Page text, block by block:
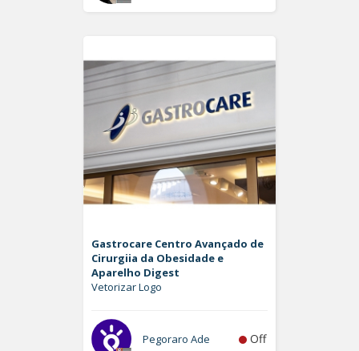
Gastrocare Centro Avançado de
Cirurgiia da Obesidade e
Aparelho Digest
Vetorizar Logo
Pegoraro Ade Off